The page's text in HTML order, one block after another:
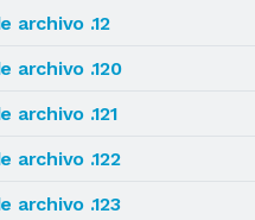
archivo .12
archivo .120
archivo .121
archivo .122
archivo .123